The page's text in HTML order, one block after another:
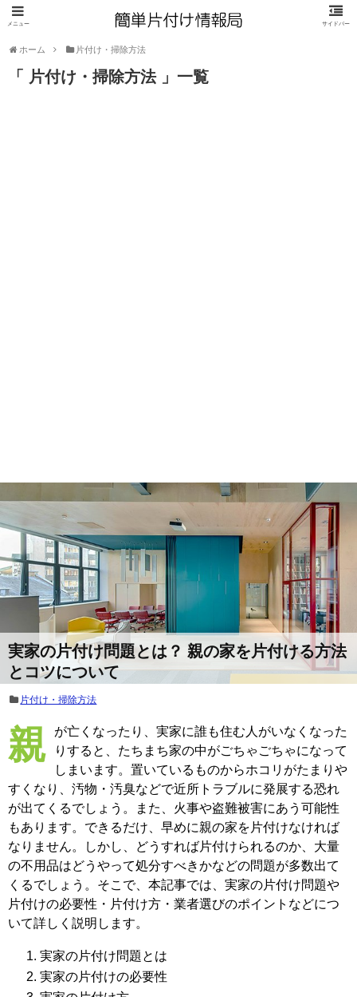
ホーム 片付け・掃除方法
「 片付け・掃除方法 」一覧
実家の片付け問題とは？ 親の家を片付ける方法
とコツについて
片付け・掃除方法
親が亡くなったり、実家に誰も住む人がいなくなった
りすると、たちまち家の中がごちゃごちゃになって
しまいます。置いているものからホコリがたまりや
すくなり、汚物・汚臭などで近所トラブルに発展する恐れ
が出てくるでしょう。また、火事や盗難被害にあう可能性
もあります。できるだけ、早めに親の家を片付けなければ
なりません。しかし、どうすれば片付けられるのか、大量
の不用品はどうやって処分すべきかなどの問題が多数出て
くるでしょう。そこで、本記事では、実家の片付け問題や
片付けの必要性・片付け方・業者選びのポイントなどにつ
いて詳しく説明します。
実家の片付け問題とは
実家の片付けの必要性